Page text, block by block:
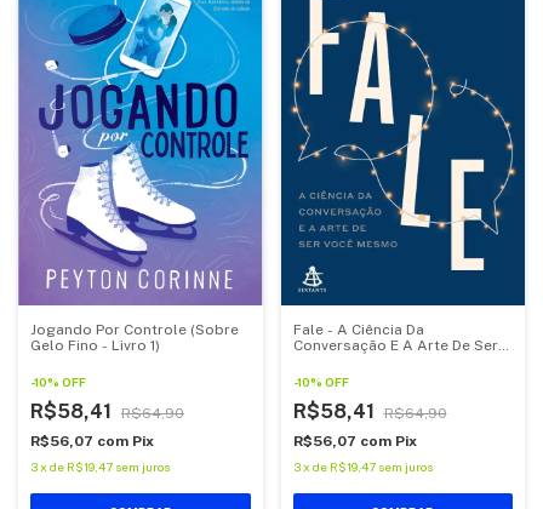
Jogando Por Controle (Sobre
Gelo Fino - Livro 1)
-10% OFF
R$58,41
R$64,90
R$56,07 com Pix
3x de R$19,47 sem juros
Fale - A Ciência Da
Conversação E A Arte De Ser
-10% OFF
R$58,41
R$64,90
R$56,07 com Pix
3 x de R$19,47 sem juros